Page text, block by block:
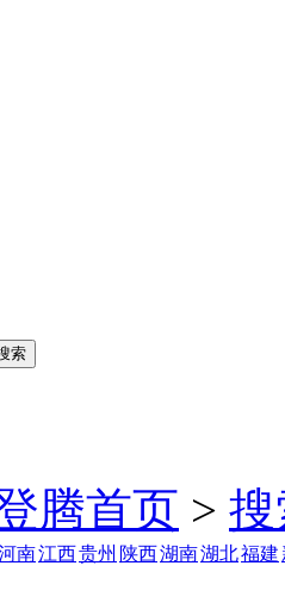
腾首页 >
南江西贵州 陕西湖南湖北福建